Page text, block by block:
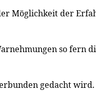
Möglichkeit der
so fern
gedacht